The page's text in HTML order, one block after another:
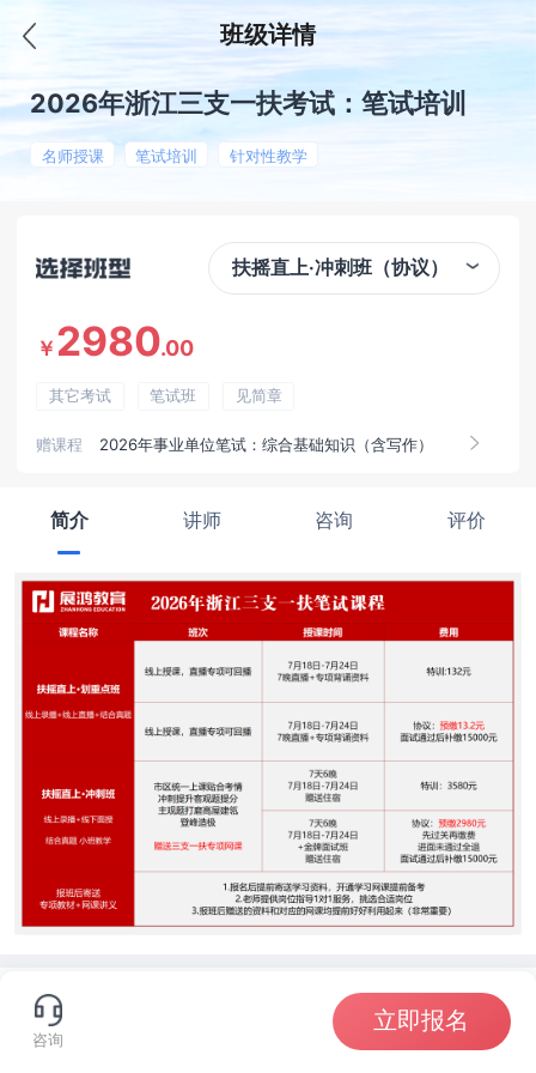
班级详情
2026年浙江三支一扶考试：笔试培训
名师授课 笔试培训 针对性教学
扶摇直上·冲刺班（协议）
￥ 2980.00
其它考试 笔试班 见简章
赠课程 2026年事业单位笔试：综合基础知识（含写作）
简介 讲师 咨询 评价
咨询
立即报名